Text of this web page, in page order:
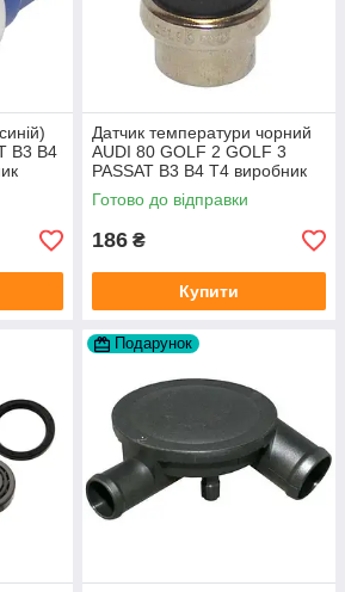
B3 B4
Датчик температури чорний
AUDI 80 GOLF 2 GOLF 3
PASSAT B3 B4 T4 виробник
TOPRAN Німеччина
Готово до відправки
186 ₴
Купити
Подарунок